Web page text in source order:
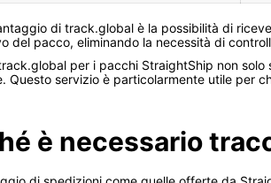
di track.global è la possibilità di
del pacco, eliminando la necessità di
per i pacchi StraightShip non
Questo servizio è particolarmente utile per
è necessario